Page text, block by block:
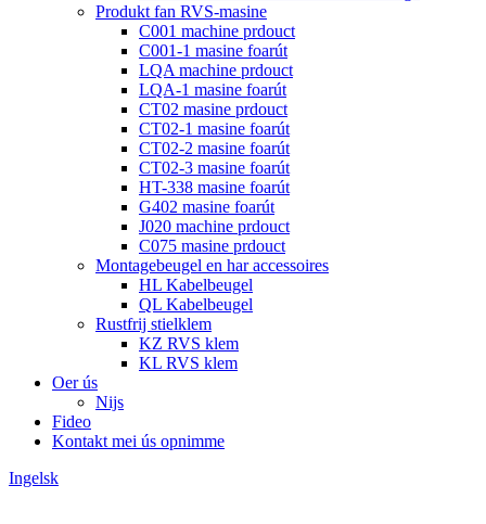
Produkt fan RVS-masine
C001 machine prdouct
C001-1 masine foarút
LQA machine prdouct
LQA-1 masine foarút
CT02 masine prdouct
CT02-1 masine foarút
CT02-2 masine foarút
CT02-3 masine foarút
HT-338 masine foarút
G402 masine foarút
J020 machine prdouct
C075 masine prdouct
Montagebeugel en har accessoires
HL Kabelbeugel
QL Kabelbeugel
Rustfrij stielklem
KZ RVS klem
KL RVS klem
Oer ús
Nijs
Fideo
Kontakt mei ús opnimme
Ingelsk